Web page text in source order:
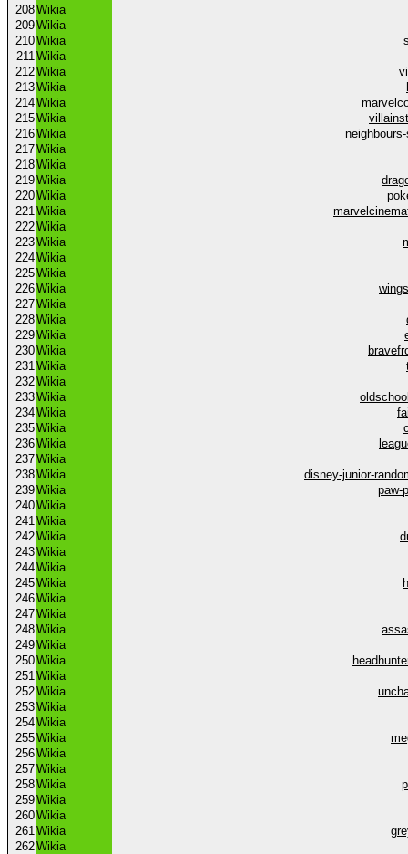
208Wikia
209Wikia
210Wikia
211Wikia
212Wikia
213Wikia
214Wikia
215Wikia
216Wikia
217Wikia
218Wikia
219Wikia
220Wikia
221Wikia
222Wikia
223Wikia
224Wikia
225Wikia
226Wikia
227Wikia
228Wikia
229Wikia
230Wikia
231Wikia
232Wikia
233Wikia
234Wikia
235Wikia
236Wikia
237Wikia
238Wikia
disney-junior-
239Wikia
paw-
240Wikia
241Wikia
242Wikia
243Wikia
244Wikia
245Wikia
246Wikia
247Wikia
248Wikia
249Wikia
250Wikia
251Wikia
252Wikia
253Wikia
254Wikia
255Wikia
256Wikia
257Wikia
258Wikia
259Wikia
260Wikia
261Wikia
262Wikia